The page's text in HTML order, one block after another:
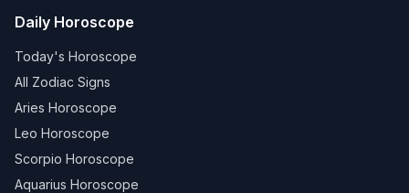
Daily Horoscope
Today's Horoscope
All Zodiac Signs
Aries Horoscope
Leo Horoscope
Scorpio Horoscope
Aquarius Horoscope